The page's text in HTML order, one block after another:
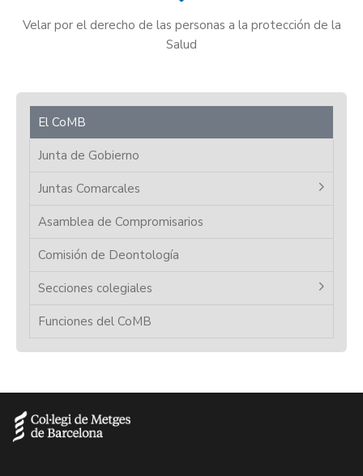
Velar por el derecho de las personas a la protección de la
Salud
El CoMB
Junta de Gobierno
Juntas Comarcales
Asamblea de Compromisarios
Comisión de Deontología
Secciones colegiales
Funciones del CoMB